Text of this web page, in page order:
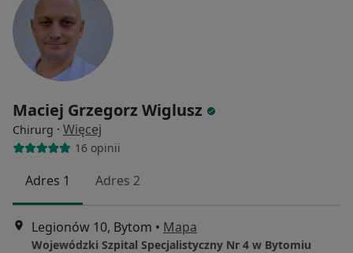
Maciej Grzegorz Wiglusz
Chirurg · Więcej
16 opinii
Adres 1 Adres 2
Legionów 10, Bytom • Mapa
Wojewódzki Szpital Specjalistyczny Nr 4 w Bytomiu